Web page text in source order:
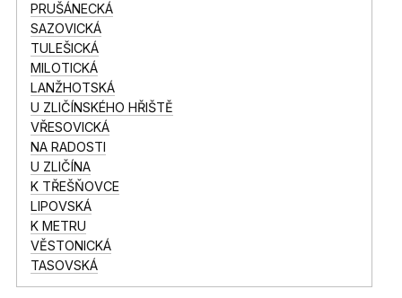
PRUŠÁNECKÁ
SAZOVICKÁ
TULEŠICKÁ
MILOTICKÁ
LANŽHOTSKÁ
U ZLIČÍNSKÉHO HŘIŠTĚ
VŘESOVICKÁ
NA RADOSTI
U ZLIČÍNA
K TŘEŠŇOVCE
LIPOVSKÁ
K METRU
VĚSTONICKÁ
TASOVSKÁ